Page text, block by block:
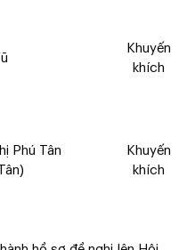
Khuyến
khích
Phú Tân
Khuyến
khích